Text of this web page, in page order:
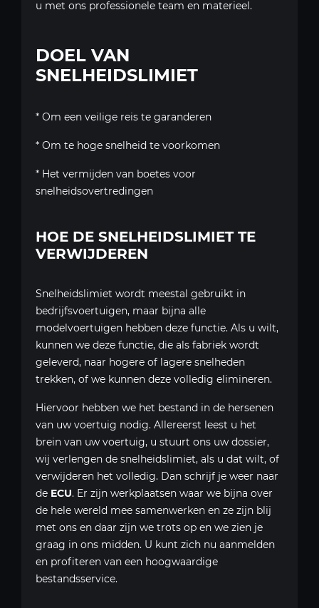
u met ons professionele team en materieel.
DOEL VAN
SNELHEIDSLIMIET
* Om een ​​veilige reis te garanderen
* Om te hoge snelheid te voorkomen
* Het vermijden van boetes voor
snelheidsovertredingen
HOE DE SNELHEIDSLIMIET TE
VERWIJDEREN
Snelheidslimiet wordt meestal gebruikt in
bedrijfsvoertuigen, maar bijna alle
modelvoertuigen hebben deze functie. Als u wilt,
kunnen we deze functie, die als fabriek wordt
geleverd, naar hogere of lagere snelheden
trekken, of we kunnen deze volledig elimineren.
Hiervoor hebben we het bestand in de hersenen
van uw voertuig nodig. Allereerst leest u het
brein van uw voertuig, u stuurt ons uw dossier,
wij verlengen de snelheidslimiet, als u dat wilt, of
verwijderen het volledig. Dan schrijf je weer naar
de ECU. Er zijn werkplaatsen waar we bijna over
de hele wereld mee samenwerken en ze zijn blij
met ons en daar zijn we trots op en we zien je
graag in ons midden. U kunt zich nu aanmelden
en profiteren van een hoogwaardige
bestandsservice.